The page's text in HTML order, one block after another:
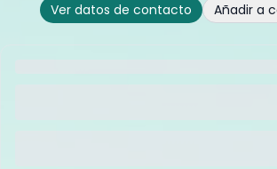
Ver datos de contacto Añadir a